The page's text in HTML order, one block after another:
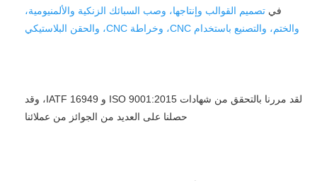
في
تصميم القوالب وإنتاجها، وصب السبائك الزنكية والألمنيومية،
والختم، والتصنيع باستخدام CNC، وخراطة CNC، والحقن البلاستيكي
لقد مررنا بالتحقق من شهادات ISO 9001:2015 و IATF 16949، وقد
حصلنا على العديد من الجوائز من عملائنا